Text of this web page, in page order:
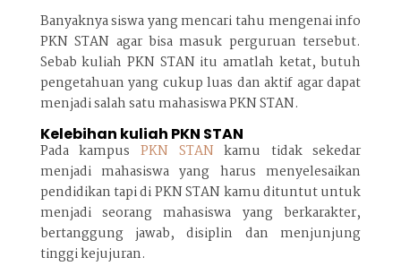
Banyaknya siswa yang mencari tahu mengenai info
PKN STAN agar bisa masuk perguruan tersebut.
Sebab kuliah PKN STAN itu amatlah ketat, butuh
pengetahuan yang cukup luas dan aktif agar dapat
menjadi salah satu mahasiswa PKN STAN.
Kelebihan kuliah PKN STAN
Pada kampus PKN STAN kamu tidak sekedar
menjadi mahasiswa yang harus menyelesaikan
pendidikan tapi di PKN STAN kamu dituntut untuk
menjadi seorang mahasiswa yang berkarakter,
bertanggung jawab, disiplin dan menjunjung
tinggi kejujuran.